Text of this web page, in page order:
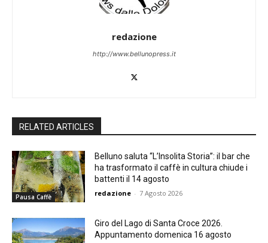
redazione
http://www.bellunopress.it
RELATED ARTICLES
Pausa Caffè
Belluno saluta “L’Insolita Storia”: il bar che
ha trasformato il caffè in cultura chiude i
battenti il 14 agosto
redazione - 7 Agosto 2026
Giro del Lago di Santa Croce 2026.
Appuntamento domenica 16 agosto